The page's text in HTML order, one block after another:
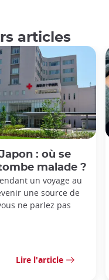
articles
: où se
malade ?
un voyage au
une source de
ne parlez pas
Lire l'article